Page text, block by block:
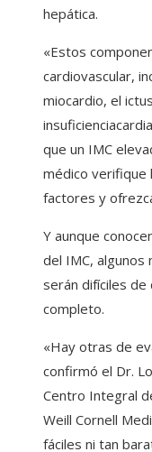
hepática.
«Estos
cardiovascular,
miocardio, el
que un IMC
médico verifique
factores y
Y aunque
del IMC, algunos
serán difíciles
completo.
«Hay otras de
confirmó el Dr.
Centro Integral
Weill Cornell
fáciles ni tan